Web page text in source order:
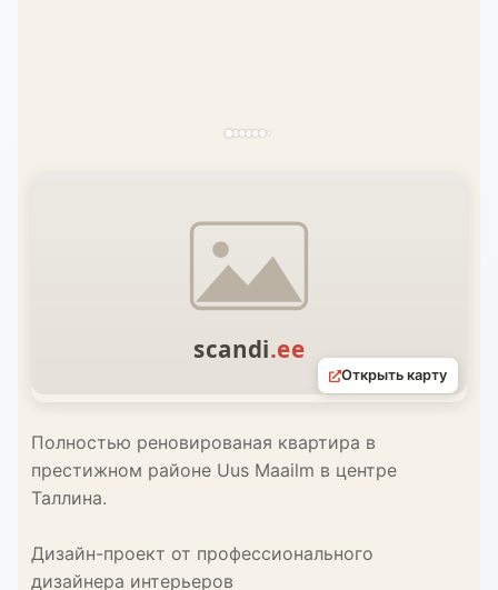
Открыть карту
Полностью реновированая квартира в
престижном районе Uus Maailm в центре
Таллина.
Дизайн-проект от профессионального
дизайнера интерьеров